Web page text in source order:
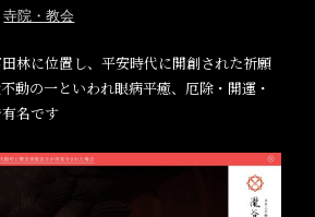
寺院・教会
林に位置し、平安時代に開創された祈願
動の一といわれ眼病平癒、厄除・開運・
名です